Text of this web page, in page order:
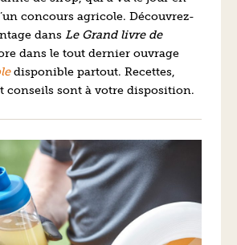
concours agricole. Découvrez-
dans Le Grand livre de
dans le tout dernier ouvrage
disponible partout. Recettes,
conseils sont à votre disposition.